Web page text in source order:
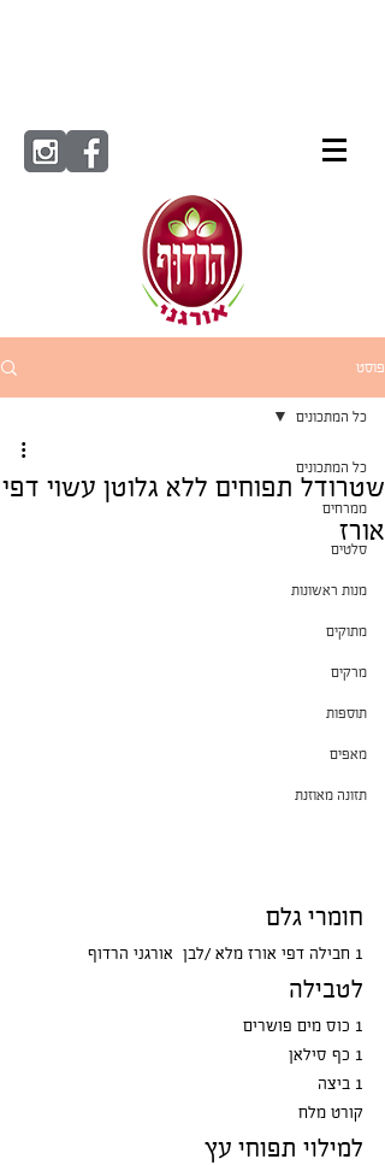
פוסט
כל המתכונים
ממרחים
סלטים
מנות ראשונות
מתוקים
מרקים
תוספות
מאפים
תזונה מאוזנת
כל המתכונים
שטרודל תפוחים ללא גלוטן עשוי דפי
אורז
חומרי גלם
1 חבילה דפי אורז מלא /לבן  אורגני הרדוף
לטבילה
1 כוס מים פושרים
1 כף סילאן
1 ביצה
קורט מלח
למילוי תפוחי עץ